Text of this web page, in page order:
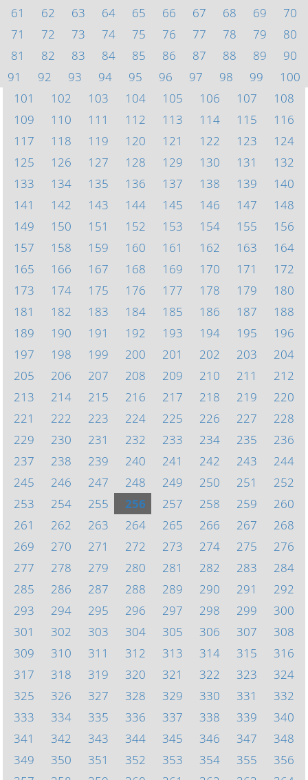
61
62 63 64 65 66 67 68 69
70
71
72 73 74 75 76 77 78 79
80
81
82 83 84 85 86 87 88 89
90
91
92 93 94 95 96 97 98 99
100
101
102 103 104 105 106 107
108
109
110 111 112 113 114 115
116
117
118 119 120 121 122 123
124
125
126 127 128 129 130 131
132
133
134 135 136 137 138 139
140
141
142 143 144 145 146 147
148
149
150 151 152 153 154 155
156
157
158 159 160 161 162 163
164
165
166 167 168 169 170 171
172
173
174 175 176 177 178 179
180
181
182 183 184 185 186 187
188
189
190 191 192 193 194 195
196
197
198 199 200 201 202 203
204
205
206 207 208 209 210 211
212
213
214 215 216 217 218 219
220
221
222 223 224 225 226 227
228
229
230 231 232 233 234 235
236
237
238 239 240 241 242 243
244
245
246 247 248 249 250 251
252
253
254 255 256 257 258 259
260
261
262 263 264 265 266 267
268
269
270 271 272 273 274 275
276
277
278 279 280 281 282 283
284
285
286 287 288 289 290 291
292
293
294 295 296 297 298 299
300
301
302 303 304 305 306 307
308
309
310 311 312 313 314 315
316
317
318 319 320 321 322 323
324
325
326 327 328 329 330 331
332
333
334 335 336 337 338 339
340
341
342 343 344 345 346 347
348
349
350 351 352 353 354 355
356